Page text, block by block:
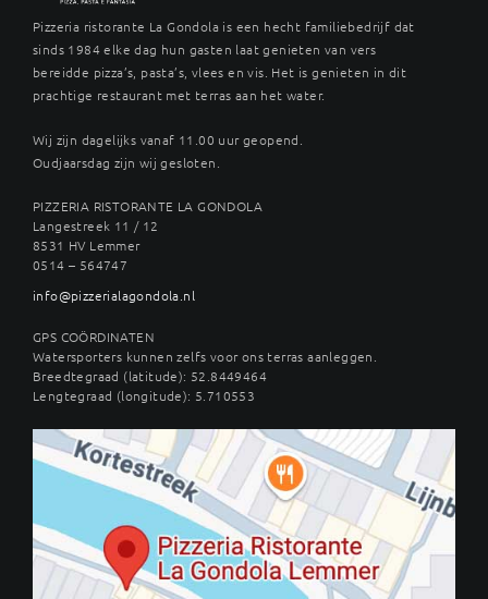
Pizzeria ristorante La Gondola is een hecht familiebedrijf dat
sinds 1984 elke dag hun gasten laat genieten van vers
bereidde pizza’s, pasta’s, vlees en vis. Het is genieten in dit
prachtige restaurant met terras aan het water.
Wij zijn dagelijks vanaf 11.00 uur geopend.
Oudjaarsdag zijn wij gesloten.
PIZZERIA RISTORANTE LA GONDOLA
Langestreek 11 / 12
8531 HV Lemmer
0514 – 564747
info@pizzerialagondola.nl
GPS COÖRDINATEN
Watersporters kunnen zelfs voor ons terras aanleggen.
Breedtegraad (latitude): 52.8449464
Lengtegraad (longitude): 5.710553